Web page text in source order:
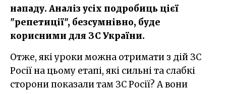
нападу. Аналіз усіх подробиць цієї
"репетиції", безсумнівно, буде
корисними для ЗС України.
Отже, які уроки можна отримати з дій ЗС
Росії на цьому етапі, які сильні та слабкі
сторони показали там ЗС Росії? А вони